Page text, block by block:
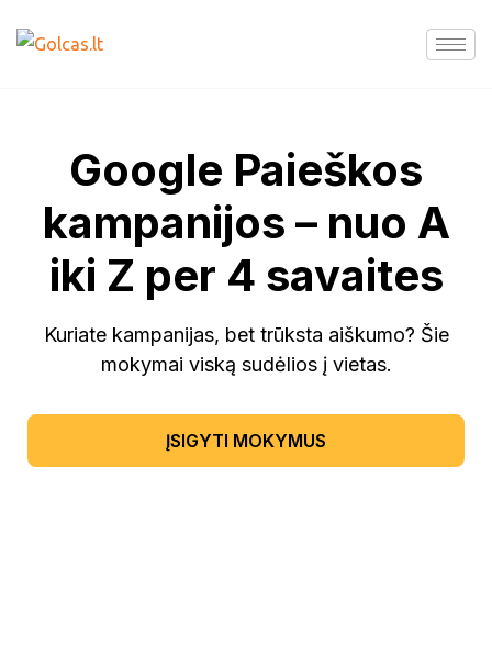
Google Paieškos
kampanijos – nuo A
iki Z per 4 savaites
Kuriate kampanijas, bet trūksta aiškumo? Šie
mokymai viską sudėlios į vietas.
ĮSIGYTI MOKYMUS